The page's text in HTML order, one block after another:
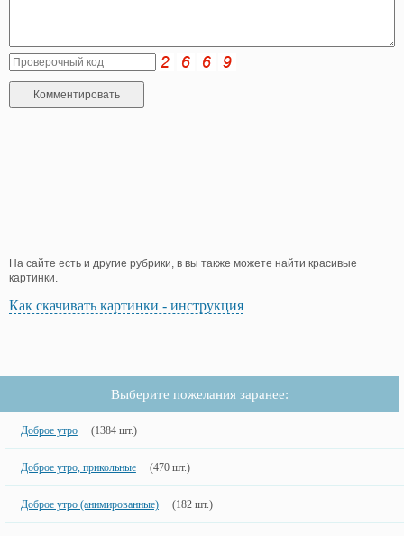
На сайте есть и другие рубрики, в вы также можете найти красивые
картинки.
Как скачивать картинки - инструкция
Выберите пожелания заранее:
Доброе утро (1384 шт.)
Доброе утро, прикольные (470 шт.)
Доброе утро (анимированные) (182 шт.)